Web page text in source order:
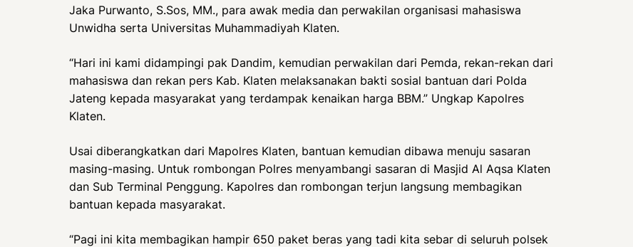
Jaka Purwanto, S.Sos, MM., para awak media dan perwakilan organisasi mahasiswa
Unwidha serta Universitas Muhammadiyah Klaten.
“Hari ini kami didampingi pak Dandim, kemudian perwakilan dari Pemda, rekan-rekan dari
mahasiswa dan rekan pers Kab. Klaten melaksanakan bakti sosial bantuan dari Polda
Jateng kepada masyarakat yang terdampak kenaikan harga BBM.” Ungkap Kapolres
Klaten.
Usai diberangkatkan dari Mapolres Klaten, bantuan kemudian dibawa menuju sasaran
masing-masing. Untuk rombongan Polres menyambangi sasaran di Masjid Al Aqsa Klaten
dan Sub Terminal Penggung. Kapolres dan rombongan terjun langsung membagikan
bantuan kepada masyarakat.
“Pagi ini kita membagikan hampir 650 paket beras yang tadi kita sebar di seluruh polsek